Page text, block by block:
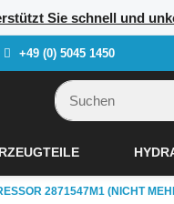
Sie schnell und
+49 (0) 5045 1450
2871547M1 (NICHT